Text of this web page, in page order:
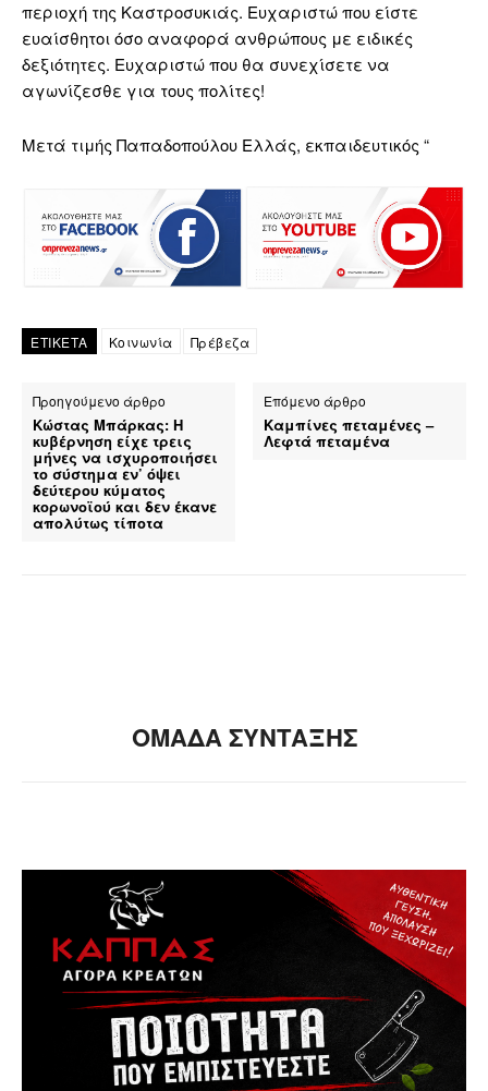
περιοχή της Καστροσυκιάς. Ευχαριστώ που είστε
ευαίσθητοι όσο αναφορά ανθρώπους με ειδικές
δεξιότητες. Ευχαριστώ που θα συνεχίσετε να
αγωνίζεσθε για τους πολίτες!
Μετά τιμής Παπαδοπούλου Ελλάς, εκπαιδευτικός “
ΕΤΙΚΕΤΑ Κοινωνία Πρέβεζα
Προηγούμενο άρθρο
Κώστας Μπάρκας: Η
κυβέρνηση είχε τρεις
μήνες να ισχυροποιήσει
το σύστημα εν’ όψει
δεύτερου κύματος
κορωνοϊού και δεν έκανε
απολύτως τίποτα
Επόμενο άρθρο
Καμπίνες πεταμένες –
Λεφτά πεταμένα
ΟΜΑΔΑ ΣΥΝΤΑΞΗΣ